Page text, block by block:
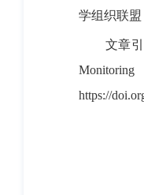
学组织联盟
文章
https://